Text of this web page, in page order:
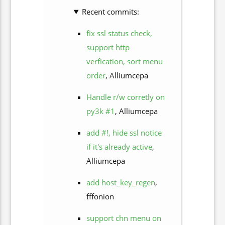
Recent commits:
fix ssl status check,
support http
verfication, sort menu
order, Alliumcepa
Handle r/w corretly on
py3k #1 , Alliumcepa
add #!, hide ssl notice
if it's already active,
Alliumcepa
add host_key_regen,
fffonion
support chn menu on